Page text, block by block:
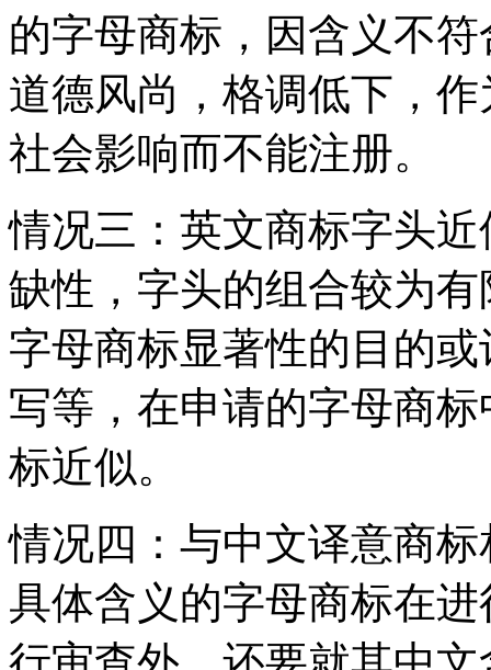
的字母商标，因含义不
道德风尚，格调低下，
社会影响而不能注册。
情况三：英文商标字头
缺性，字头的组合较为
字母商标显著性的目的
写等，在申请的字母商
标近似。
情况四：与中文译意商
具体含义的字母商标在